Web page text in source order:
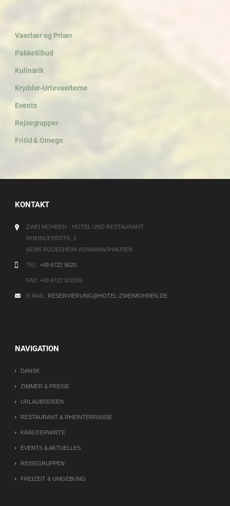
Vaerlser og Priser
Pakketilbud
Kulinarik
Krydder-Urtevaerterne
Events
Rejsegrupper
Fritid & Omegn
KONTAKT
ZWEI MOHREN - HOTEL UND RESTAURANT
RHEINUFERSTR. 1
65385 RÜDESHEIM-ASSMANNSHAUSEN
TEL: +49 6722 9020
FAX: +49 6722 902200
E-MAIL: RESERVIERUNG@HOTEL-ZWEIMOHREN.DE
NAVIGATION
DANSK
ZIMMER & PREISE
URLAUBSIDEEN
RESTAURANT & RHEINTERRASSE
KRÄUTERWIRTE
EVENTS & AKTUELLES
REISEGRUPPEN
FREIZEIT & UMGEBUNG